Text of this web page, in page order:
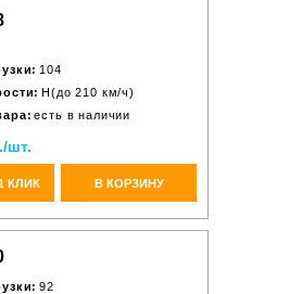
104
H(до 210 км/ч)
есть в наличии
шт.
КЛИК В КОРЗИНУ
92